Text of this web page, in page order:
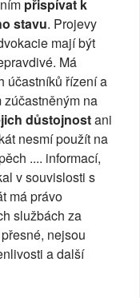
přispívat k
stavu. Projevy
mají být
Má
účastníků řízení a
zúčastněným na
důstojnostani
nesmí použít na
.... informací,
v souvislosti s
má právo
službách za
nejsou
a další